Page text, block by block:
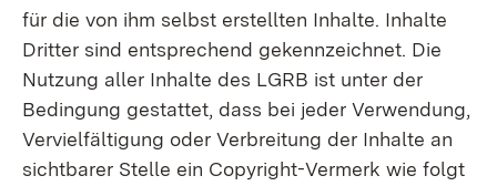
für die von ihm selbst erstellten Inhalte. Inhalte
Dritter sind entsprechend gekennzeichnet. Die
Nutzung aller Inhalte des LGRB ist unter der
Bedingung gestattet, dass bei jeder Verwendung,
Vervielfältigung oder Verbreitung der Inhalte an
sichtbarer Stelle ein Copyright-Vermerk wie folgt